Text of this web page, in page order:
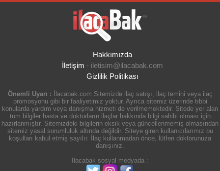
Hakkımızda
İletişim - iletisim@ilacabak.com
Gizlilik Politikası
Önemli Uyarı : İlacabak.com Sitemizde ilaç satışı, ilaç temini veya ilaç
promosyonu gibi bir faaliyetimiz yoktur. Ayrıca sitemiz üzerinde tıbbi
konularda yardım veya danışma hizmeti de verilmemektedir. Sitede yer alan
tüm bilgiler hasta ve doktorların ilaçlar hakkında bilgi sahibi olması için
hazırlanmıştır. Sitemizdeki bilgilerin eksik veya güncellenmemiş olmasından
sitemiz yasal sorumluluk altında değildir. Siteye giren kullanıcılarımız bu
koşulları kabul etmiş sayılır. İlaç kullanmadan önce, lütfen doktorunuza
danışınız.
İlacabak sosyal medyada :